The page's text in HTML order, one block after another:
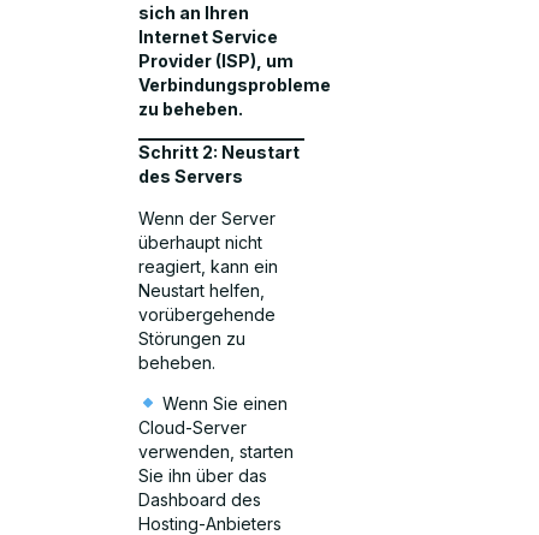
sich an Ihren
Internet Service
Provider (ISP), um
Verbindungsprobleme
zu beheben.
Schritt 2: Neustart
des Servers
Wenn der Server
überhaupt nicht
reagiert, kann ein
Neustart helfen,
vorübergehende
Störungen zu
beheben.
Wenn Sie einen
Cloud-Server
verwenden, starten
Sie ihn über das
Dashboard des
Hosting-Anbieters